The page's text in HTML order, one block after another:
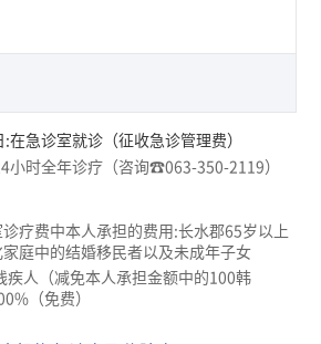
急诊室就诊（征收急诊管理费）
小时全年诊疗（咨询☎063-350-2119）
疗费中本人承担的费用:长水郡65岁以上
庭中的结婚移民者以及未成年子女
疾人（减免本人承担金额中的100韩
（免费）